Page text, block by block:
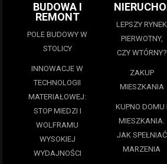
BUDOWA I
REMONT
POLE BUDOWY W
STOLICY
INNOWACJE W
TECHNOLOGII
MATERIAŁOWEJ:
STOP MIEDZI I
WOLFRAMU
WYSOKIEJ
WYDAJNOŚCI
LEPSZY RYNEK
PIERWOTNY,
CZY WTÓRNY?
ZAKUP
MIESZKANIA
KUPNO DOMU I
MIESZKANIA.
JAK SPEŁNIAĆ
MARZENIA